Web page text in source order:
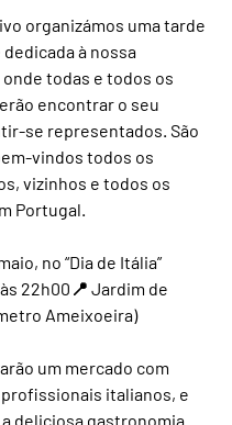
organizámos uma tarde
à nossa
todas e todos os
encontrar o seu
se representados. São
vindos todos os
vizinhos e todos os
Portugal.
no “Dia de Itália”
22h00📍 Jardim de
Ameixoeira)
um mercado com
italianos, e
deliciosa gastronomia